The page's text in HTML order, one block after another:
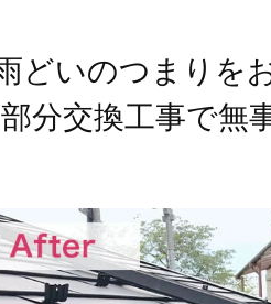
どいのつまりを
分交換工事で無